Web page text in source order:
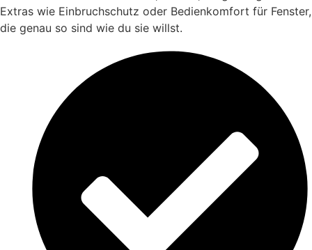
Extras wie Einbruchschutz oder Bedienkomfort für Fenster,
die genau so sind wie du sie willst.